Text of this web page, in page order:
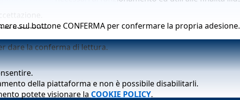
adesione.
dare la conferma di lettura.
sul bottone CONFERMA per confermare la propria adesione.
dare la conferma di lettura.
della piattaforma e non è possibile disabilitarli.
potete visionare la COOKIE POLICY.